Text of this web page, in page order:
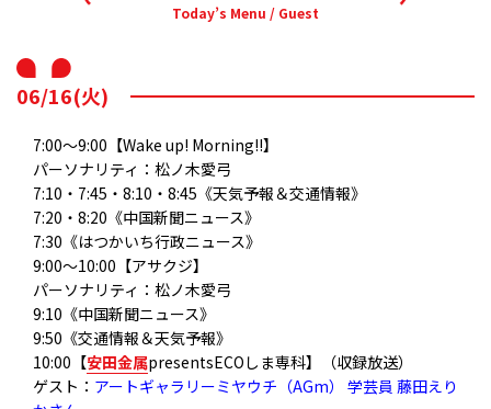
Today’s Menu / Guest
06/16(火)
7:00～9:00【Wake up! Morning!!】
パーソナリティ：松ノ木愛弓
7:10・7:45・8:10・8:45《天気予報＆交通情報》
7:20・8:20《中国新聞ニュース》
7:30《はつかいち行政ニュース》
9:00～10:00【アサクジ】
パーソナリティ：松ノ木愛弓
9:10《中国新聞ニュース》
9:50《交通情報＆天気予報》
10:00【安田金属presentsECOしま専科】（収録放送）
ゲスト： アートギャラリーミヤウチ（AGm） 学芸員 藤田えり